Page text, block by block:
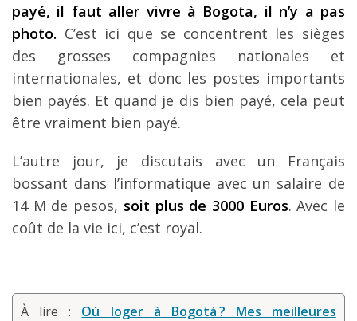
payé, il faut aller vivre à Bogota, il n’y a pas
photo. C’est ici que se concentrent les sièges
des grosses compagnies nationales et
internationales, et donc les postes importants
bien payés. Et quand je dis bien payé, cela peut
être vraiment bien payé.
L’autre jour, je discutais avec un Français
bossant dans l’informatique avec un salaire de
14 M de pesos, soit plus de 3000 Euros. Avec le
coût de la vie ici, c’est royal.
À lire : Où loger à Bogotá ? Mes meilleures